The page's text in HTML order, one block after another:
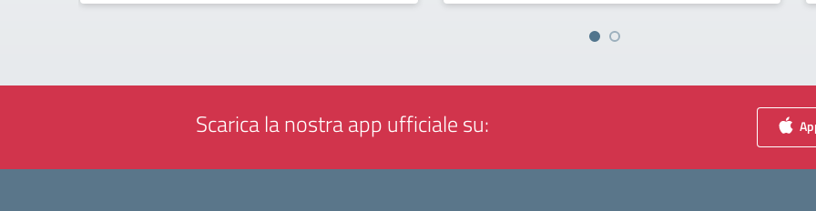
Scarica la nostra app ufficiale su: